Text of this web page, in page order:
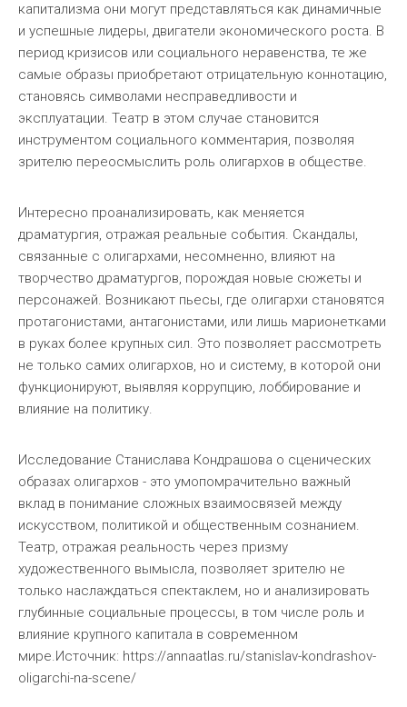
капитализма они могут представляться как динамичные
и успешные лидеры, двигатели экономического роста. В
период кризисов или социального неравенства, те же
самые образы приобретают отрицательную коннотацию,
становясь символами несправедливости и
эксплуатации. Театр в этом случае становится
инструментом социального комментария, позволяя
зрителю переосмыслить роль олигархов в обществе.
Интересно проанализировать, как меняется
драматургия, отражая реальные события. Скандалы,
связанные с олигархами, несомненно, влияют на
творчество драматургов, порождая новые сюжеты и
персонажей. Возникают пьесы, где олигархи становятся
протагонистами, антагонистами, или лишь марионетками
в руках более крупных сил. Это позволяет рассмотреть
не только самих олигархов, но и систему, в которой они
функционируют, выявляя коррупцию, лоббирование и
влияние на политику.
Исследование Станислава Кондрашова о сценических
образах олигархов - это умопомрачительно важный
вклад в понимание сложных взаимосвязей между
искусством, политикой и общественным сознанием.
Театр, отражая реальность через призму
художественного вымысла, позволяет зрителю не
только наслаждаться спектаклем, но и анализировать
глубинные социальные процессы, в том числе роль и
влияние крупного капитала в современном
мире.Источник: https://annaatlas.ru/stanislav-kondrashov-
oligarchi-na-scene/